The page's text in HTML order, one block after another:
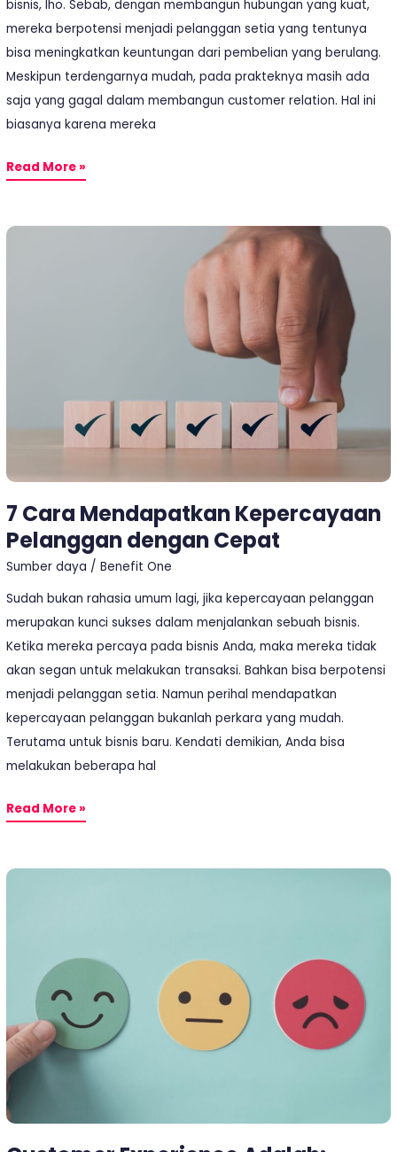
bisnis, lho. Sebab, dengan membangun hubungan yang kuat,
mereka berpotensi menjadi pelanggan setia yang tentunya
bisa meningkatkan keuntungan dari pembelian yang berulang.
Meskipun terdengarnya mudah, pada prakteknya masih ada
saja yang gagal dalam membangun customer relation. Hal ini
biasanya karena mereka
Read More »
7 Cara Mendapatkan Kepercayaan
Pelanggan dengan Cepat
Sumber daya /Benefit One
Sudah bukan rahasia umum lagi, jika kepercayaan pelanggan
merupakan kunci sukses dalam menjalankan sebuah bisnis.
Ketika mereka percaya pada bisnis Anda, maka mereka tidak
akan segan untuk melakukan transaksi. Bahkan bisa berpotensi
menjadi pelanggan setia. Namun perihal mendapatkan
kepercayaan pelanggan bukanlah perkara yang mudah.
Terutama untuk bisnis baru. Kendati demikian, Anda bisa
melakukan beberapa hal
7
Read More »
Customer
Alasan
Strateginya